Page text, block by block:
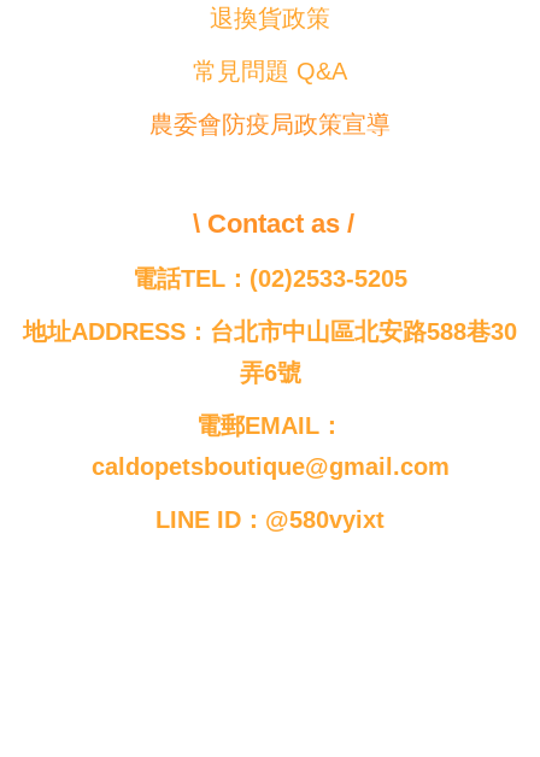
退換貨政策
常見問題 Q&A
農委會防疫局政策宣導
\ Contact as /
電話TEL：(02)2533-5205
地址ADDRESS：台北市中山區北安路588巷30
弄6號
電郵EMAIL：
caldopetsboutique@gmail.com
LINE ID：@580vyixt